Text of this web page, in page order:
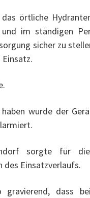
örtliche
im ständigen
sicher zu
wurde der
sorgte für
Einsatzverlaufs.
gravierend, dass